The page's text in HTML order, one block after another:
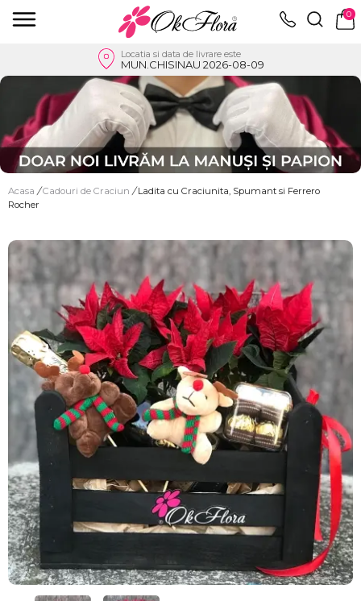
0
Locatia si data de livrare este
MUN.CHISINAU 2026-08-09
Acasa / Cadouri de Craciun / Ladita cu Craciunita, Spumant si Ferrero
Rocher